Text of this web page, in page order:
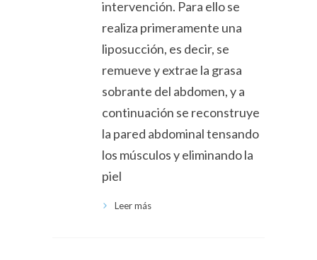
intervención. Para ello se
realiza primeramente una
liposucción, es decir, se
remueve y extrae la grasa
sobrante del abdomen, y a
continuación se reconstruye
la pared abdominal tensando
los músculos y eliminando la
piel
Leer más